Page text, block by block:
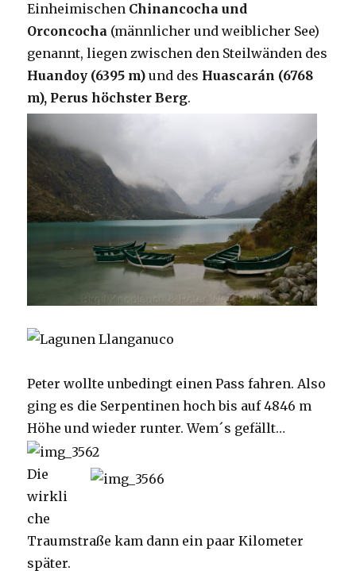
Einheimischen Chinancocha und
Orconcocha (männlicher und weiblicher See)
genannt, liegen zwischen den Steilwänden des
Huandoy (6395 m) und des Huascarán (6768
m), Perus höchster Berg.
Peter wollte unbedingt einen Pass fahren. Also
ging es die Serpentinen hoch bis auf 4846 m
Höhe und wieder runter. Wem´s gefällt…
Die
wirkli
che
Traumstraße kam dann ein paar Kilometer
später.